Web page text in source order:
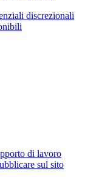
discrezionali
di lavoro
sul sito